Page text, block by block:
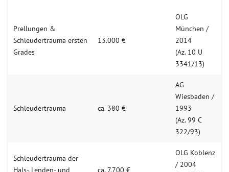
Prellungen &
Schleuder­­trauma ersten
Grades
13.000 €
OLG
München /
2014
(Az. 10 U
3341/13)
Schleuder­trauma ca. 380 €
AG
Wiesbaden /
1993
(Az. 99 C
322/93)
Schleuder­trauma der
Hals-, Lenden- und
ca. 7.700 €
OLG Koblenz
/ 2004